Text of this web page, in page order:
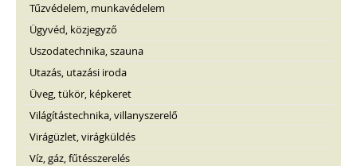
Tűzvédelem, munkavédelem
Ügyvéd, közjegyző
Uszodatechnika, szauna
Utazás, utazási iroda
Üveg, tükör, képkeret
Világítástechnika, villanyszerelő
Virágüzlet, virágküldés
Víz, gáz, fűtésszerelés